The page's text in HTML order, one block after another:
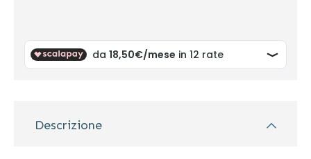
Descrizione